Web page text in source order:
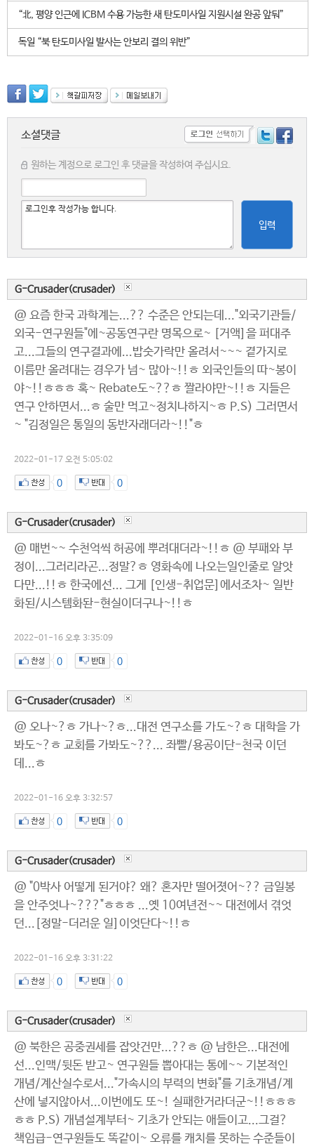
“北, 평양 인근에 ICBM 수용 가능한 새 탄도미사일 지원시설 완공 앞둬”
독일 “북 탄도미사일 발사는 안보리 결의 위반”
소셜댓글
원하는 계정으로 로그인 후 댓글을 작성하여 주십시요.
입력
G-Crusader(crusader)
@ 요즘 한국 과학계는...?? 수준은 안되는데..."외국기관들/
외국-연구원들"에~공동연구란 명목으로~ [거액]을 퍼대주
고...그들의 연구결과에...밥숫가락만 올려서~~~ 곁가지로
이름만 올려대는 경우가 넘~ 많아~!!ㅎ 외국인들의 따~봉이
야~!!ㅎㅎㅎ 혹~ Rebate도~??ㅎ 짤라야만~!!ㅎ 지들은
연구 안하면서...ㅎ 술만 먹고~정치나하지~ㅎ P.S) 그러면서
~ "김정일은 통일의 동반자래더라~!!"ㅎ
2022-01-17 오전 5:05:02
0 0
G-Crusader(crusader)
@ 매번~~ 수천억씩 허공에 뿌려대더라~!!ㅎ @ 부패와 부
정이...그러리라곤...정말?ㅎ 영화속에 나오는일인줄로 알앗
다만...!!ㅎ 한국에선... 그게 [인생-취업문]에서조차~ 일반
화된/시스템화돤-현실이더구나~!!ㅎ
2022-01-16 오후 3:35:09
0 0
G-Crusader(crusader)
@ 오나~?ㅎ 가나~?ㅎ...대전 연구소를 가도~?ㅎ 대학을 가
봐도~?ㅎ 교회를 가봐도~??... 좌빨/용공이단-천국 이던
데...ㅎ
2022-01-16 오후 3:32:57
0 0
G-Crusader(crusader)
@ "0박사 어떻게 된거야? 왜? 혼자만 떨어졋어~?? 금일봉
을 안주엇나~???"ㅎㅎㅎ ...옛 10여년전~~ 대전에서 겪엇
던...[정말-더러운 일]이엇단다~!!ㅎ
2022-01-16 오후 3:31:22
0 0
G-Crusader(crusader)
@ 북한은 공중권세를 잡앗건만...??ㅎ @ 남한은...대전에
선...인맥/뒷돈 받고~ 연구원들 뽑아대는 통에~~ 기본적인
개념/계산실수로서..."가속시의 부력의 변화"를 기초개념/계
산에 넣지않아서...이번에도 또~! 실패한거라더군~!!ㅎㅎㅎ
ㅎㅎ P.S) 개념설계부터~ 기초가 안되는 애들이고...그걸?
책임급-연구원들도 똑같이~ 오류를 캐치를 못하는 수준들이